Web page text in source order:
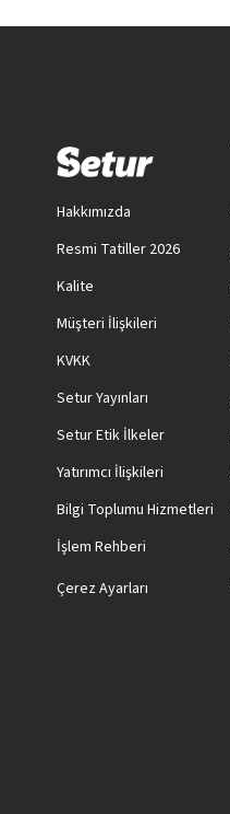
Hakkımızda
Resmi Tatiller 2026
Kalite
Müşteri İlişkileri
KVKK
Setur Yayınları
Setur Etik İlkeler
Yatırımcı İlişkileri
Bilgi Toplumu Hizmetleri
İşlem Rehberi
Çerez Ayarları